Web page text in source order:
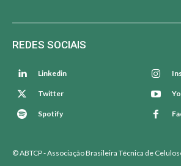
REDES SOCIAIS
Linkedin
Twitter
Spotify
© ABTCP - Associação Brasileira Técnica de